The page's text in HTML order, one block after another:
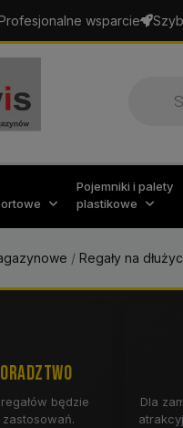
wsparcie
Pojemniki i palety
plastikowe
/ Regały na
będzie
Dla